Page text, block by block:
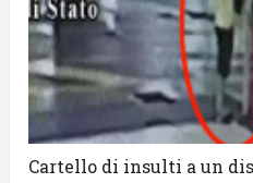
Cartello di insulti a un